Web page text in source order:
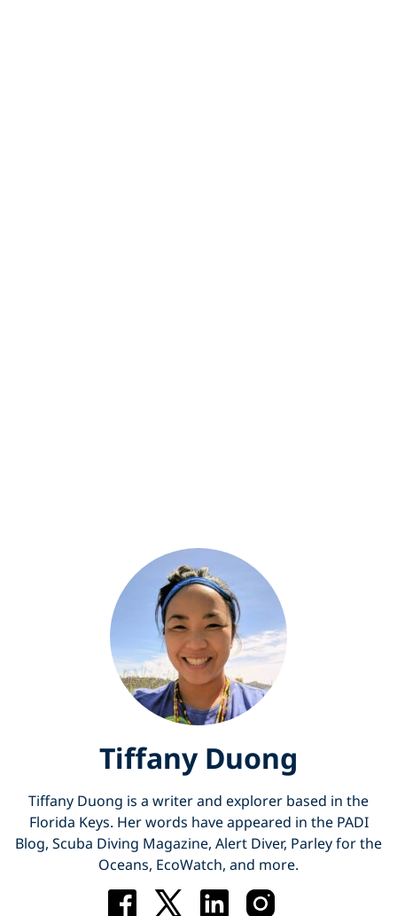
Tiffany Duong
Tiffany Duong is a writer and explorer based in the
Florida Keys. Her words have appeared in the PADI
Blog, Scuba Diving Magazine, Alert Diver, Parley for the
Oceans, EcoWatch, and more.